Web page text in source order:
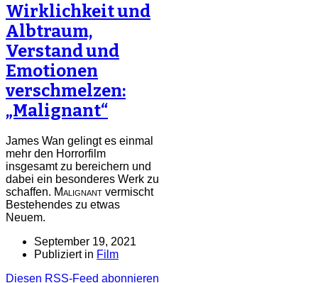
Wirklichkeit und
Albtraum,
Verstand und
Emotionen
verschmelzen:
„Malignant“
James Wan gelingt es einmal
mehr den Horrorfilm
insgesamt zu bereichern und
dabei ein besonderes Werk zu
schaffen. Malignant vermischt
Bestehendes zu etwas
Neuem.
September 19, 2021
Publiziert in Film
Diesen RSS-Feed abonnieren